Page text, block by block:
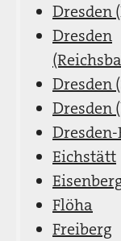
Dresden
Dresden
Dresden
Dresden
Eichstätt
Flöha
Freiberg